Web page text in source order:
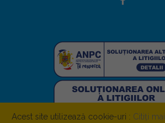
Acest site utilizează cookie-uri : Citiți mai